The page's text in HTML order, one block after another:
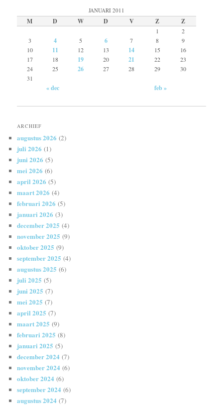
JANUARI 2011
M D W D V Z Z
1
2
3
4 5 6 7 8
9
10
11 12 13 14 15
16
17
18 19 20 21 22
23
24
25 26 27 28 29
30
31
« dec feb »
ARCHIEF
augustus 2026 (2)
juli 2026 (1)
juni 2026 (5)
mei 2026 (6)
april 2026 (5)
maart 2026 (4)
februari 2026 (5)
januari 2026 (3)
december 2025 (4)
november 2025 (9)
oktober 2025 (9)
september 2025 (4)
augustus 2025 (6)
juli 2025 (5)
juni 2025 (7)
mei 2025 (7)
april 2025 (7)
maart 2025 (9)
februari 2025 (8)
januari 2025 (5)
december 2024 (7)
november 2024 (6)
oktober 2024 (6)
september 2024 (6)
augustus 2024 (7)